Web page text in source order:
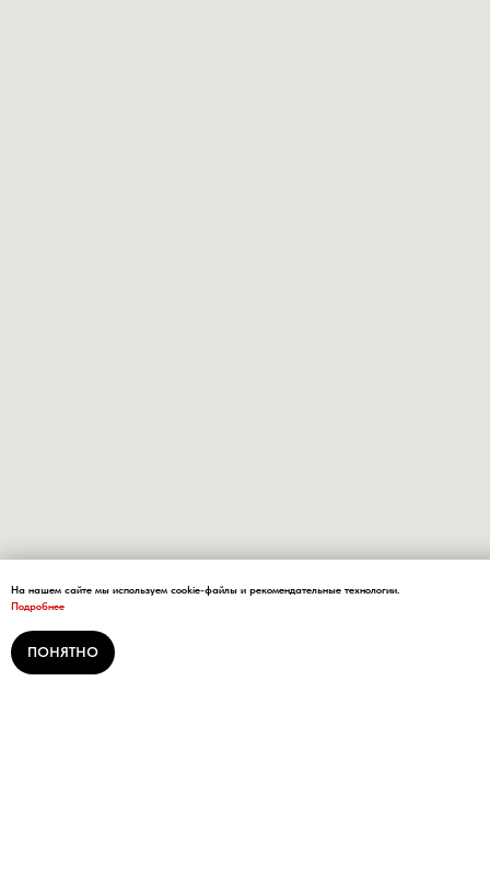
На нашем сайте мы используем cookie-файлы и рекомендательные технологии.
Подробнее
ПОНЯТНО